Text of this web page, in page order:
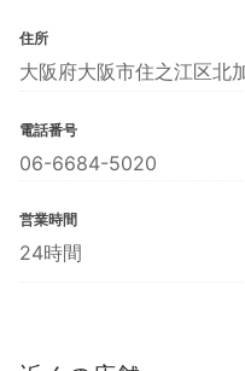
住所
大阪府大阪市住之江区北
電話番号
06-6684-5020
営業時間
24時間